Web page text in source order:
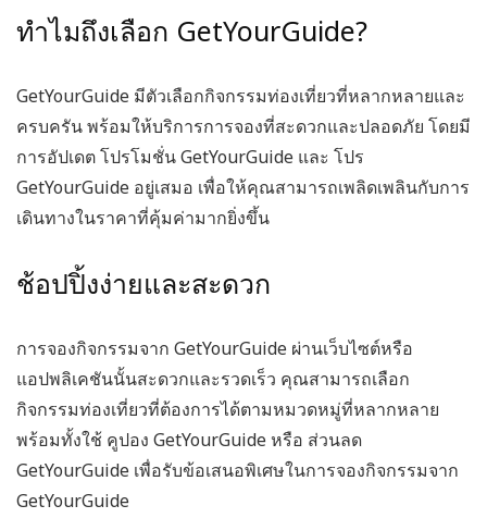
ทำไมถึงเลือก GetYourGuide?
GetYourGuide มีตัวเลือกกิจกรรมท่องเที่ยวที่หลากหลายและ
ครบครัน พร้อมให้บริการการจองที่สะดวกและปลอดภัย โดยมี
การอัปเดตโปรโมชั่น GetYourGuide และ โปร
GetYourGuide อยู่เสมอ เพื่อให้คุณสามารถเพลิดเพลินกับการ
เดินทางในราคาที่คุ้มค่ามากยิ่งขึ้น
ช้อปปิ้งง่ายและสะดวก
การจองกิจกรรมจาก GetYourGuide ผ่านเว็บไซต์หรือ
แอปพลิเคชันนั้นสะดวกและรวดเร็ว คุณสามารถเลือก
กิจกรรมท่องเที่ยวที่ต้องการได้ตามหมวดหมู่ที่หลากหลาย
พร้อมทั้งใช้ คูปอง GetYourGuideหรือ ส่วนลด
GetYourGuide เพื่อรับข้อเสนอพิเศษในการจองกิจกรรมจาก
GetYourGuide